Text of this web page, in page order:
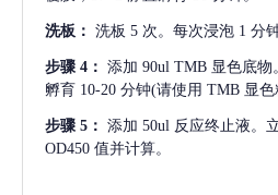
洗板： 洗板 5 次。每次浸泡 1 分钟
步骤 4： 添加 90ul TMB 显色底物
孵育 10-20 分钟(请使用 TMB 显色
步骤 5： 添加 50ul 反应终止液。
OD450 值并计算。